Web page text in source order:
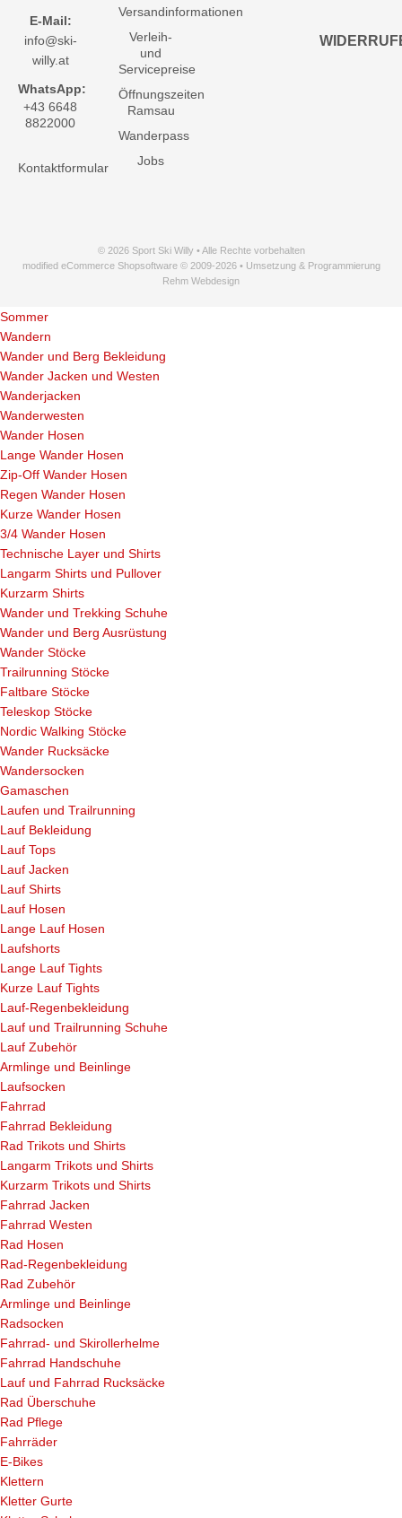
E-Mail:
info@ski-
willy.at
WhatsApp:
+43 6648
8822000
Kontaktformular
Versandinformationen
Verleih-
und
Servicepreise
Öffnungszeiten
Ramsau
Wanderpass
Jobs
© 2026 Sport Ski Willy • Alle Rechte vorbehalten
modified eCommerce Shopsoftware © 2009-2026 • Umsetzung & Programmierung
Rehm Webdesign
Sommer
Wandern
Wander und Berg Bekleidung
Wander Jacken und Westen
Wanderjacken
Wanderwesten
Wander Hosen
Lange Wander Hosen
Zip-Off Wander Hosen
Regen Wander Hosen
Kurze Wander Hosen
3/4 Wander Hosen
Technische Layer und Shirts
Langarm Shirts und Pullover
Kurzarm Shirts
Wander und Trekking Schuhe
Wander und Berg Ausrüstung
Wander Stöcke
Trailrunning Stöcke
Faltbare Stöcke
Teleskop Stöcke
Nordic Walking Stöcke
Wander Rucksäcke
Wandersocken
Gamaschen
Laufen und Trailrunning
Lauf Bekleidung
Lauf Tops
Lauf Jacken
Lauf Shirts
Lauf Hosen
Lange Lauf Hosen
Laufshorts
Lange Lauf Tights
Kurze Lauf Tights
Lauf-Regenbekleidung
Lauf und Trailrunning Schuhe
Lauf Zubehör
Armlinge und Beinlinge
Laufsocken
Fahrrad
Fahrrad Bekleidung
Rad Trikots und Shirts
Langarm Trikots und Shirts
Kurzarm Trikots und Shirts
Fahrrad Jacken
Fahrrad Westen
Rad Hosen
Rad-Regenbekleidung
Rad Zubehör
Armlinge und Beinlinge
Radsocken
Fahrrad- und Skirollerhelme
Fahrrad Handschuhe
Lauf und Fahrrad Rucksäcke
Rad Überschuhe
Rad Pflege
Fahrräder
E-Bikes
Klettern
Kletter Gurte